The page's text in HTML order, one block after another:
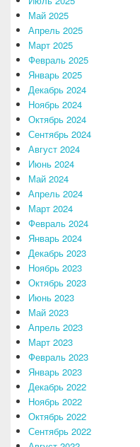
Май 2025
Апрель 2025
Март 2025
Февраль 2025
Январь 2025
Декабрь 2024
Ноябрь 2024
Октябрь 2024
Сентябрь 2024
Август 2024
Июнь 2024
Май 2024
Апрель 2024
Март 2024
Февраль 2024
Январь 2024
Декабрь 2023
Ноябрь 2023
Октябрь 2023
Июнь 2023
Май 2023
Апрель 2023
Март 2023
Февраль 2023
Январь 2023
Декабрь 2022
Ноябрь 2022
Октябрь 2022
Сентябрь 2022